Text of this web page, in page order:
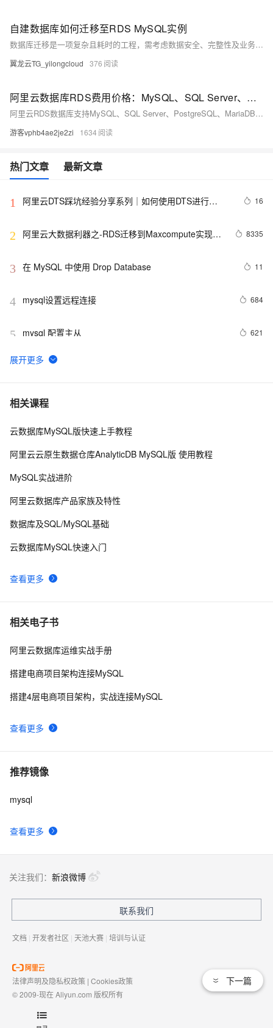
自建数据库如何迁移至RDS MySQL实例
数据库迁移是一项复杂且耗时的工程，需考虑数据安全、完整性及业务中断影响。使用阿里云数据传输服务DTS，可快速、平滑完成迁移任务，将应用停机时间降至分钟级。您还可通过全量备份自建数据库并恢复至RDS MySQL实例，实现间接迁移上云。
翼龙云TG_yilongcloud 376
阿里云数据库RDS费用价格：MySQL、SQL Server、PostgreSQL和MariaDB引擎收费标准
阿里云RDS数据库支持MySQL、SQL Server、PostgreSQL、MariaDB，多种引擎优惠上线！MySQL倚天版88元/年，SQL Server 2核4G仅299元/年，PostgreSQL 227元/年起。高可用、可弹性伸缩，安全稳定。详情见官网活动页。
游客vphb4ae2je2zi 1634
热门文章 最新文章
1
阿里云DTS踩坑经验分享系列｜如何使用DTS进行
16
2
阿里云大数据利器之-RDS迁移到Maxcompute实现动
8335
3 在 MySQL 中使用 Drop Database 11
4 mysql设置远程连接 684
5 mysql 配置主从 621
6 mysql 更改root密码
7 PostgreSQL\MySQL比较
8 Percona Server for MySQL 5.6.10-60.2发布
10mysql安装及常见设置
相关课程
查看更多
云数据库MySQL版快速上手教程
阿里云云原生数据仓库AnalyticDB MySQL版 使用教程
MySQL实战进阶
阿里云数据库产品家族及特性
数据库及SQL/MySQL基础
云数据库MySQL快速入门
相关电子书
查看更多
阿里云数据库运维实战手册
搭建电商项目架构连接MySQL
搭建4层电商项目架构，实战连接MySQL
推荐镜像
查看更多
mysql
下一篇
关注我们： 新浪微博
联系我们
文档 | 开发者社区 | 天池大赛 | 培训与认证
法律声明及隐私权政策 | Cookies政策
© 2009-现在 Aliyun.com 版权所有
域名注册服务机构许可：